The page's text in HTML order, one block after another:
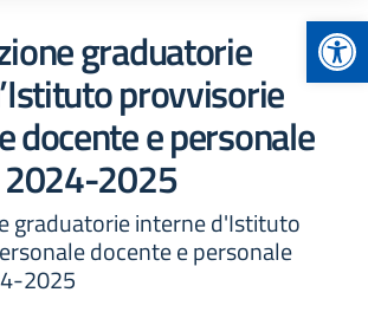
graduatorie
provvisorie
docente e personale
2024-2025
graduatorie interne d'Istituto
docente e personale
2025